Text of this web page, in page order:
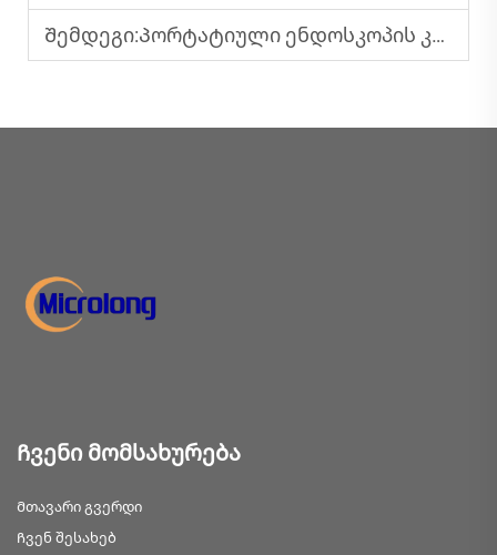
Შემდეგი:Პორტატიული ენდოსკოპის კამერის მოვლა: რჩევები და ხრიკები
Ჩვენი მომსახურება
Მთავარი გვერდი
Ჩვენ შესახებ